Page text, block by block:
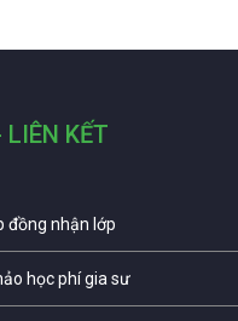
LIÊN KẾT
đồng nhận lớp
học phí gia sư